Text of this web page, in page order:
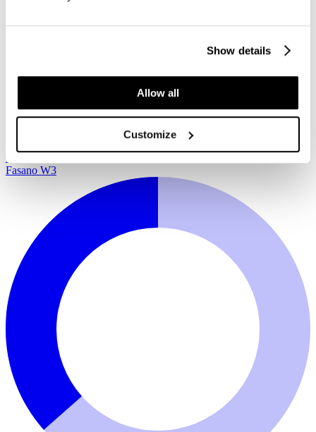
Show details
Allow all
Customize
Silverguard
Fasano W3